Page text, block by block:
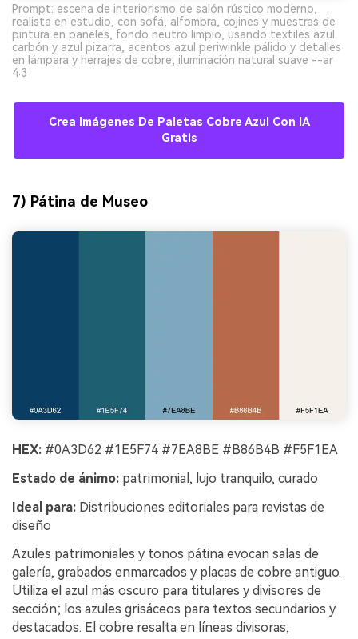
Prompt: escena de interiorismo de salón rústico moderno,
realista en estudio, con sofá, alfombra, cojines y muestras de
pintura en paneles, fondo neutro limpio, usando textiles azul
carbón y azul pizarra, acentos azul periwinkle pálido y detalles
en lámpara y herrajes de cobre, iluminación natural suave --ar
4:3
Crea Imágenes De Paletas Cobre Azul Con IA
Gratis
7) Pátina de Museo
HEX: #0A3D62 #1E5F74 #7EA8BE #B86B4B #F5F1EA
Estado de ánimo: patrimonial, lujo tranquilo, curado
Ideal para: Distribuciones editoriales para revistas de
diseño
Azules patrimoniales y tonos pátina evocan salas de
galería, grabados enmarcados y placas de cobre antiguo.
Utiliza el azul más oscuro para titulares y divisores de
sección; los azules grisáceos para textos secundarios y
destacados. El cobre resalta en líneas divisoras,